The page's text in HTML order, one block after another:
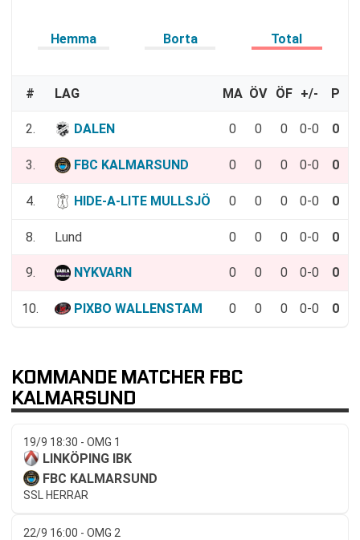
Hemma Borta Total
# LAG MA ÖV ÖF +/- P
2. DALEN 0 0 0 0-0 0
3. FBC KALMARSUND 0 0 0 0-0 0
4. HIDE-A-LITE MULLSJÖ 0 0 0 0-0 0
8. Lund 0 0 0 0-0 0
9. NYKVARN 0 0 0 0-0 0
10. PIXBO WALLENSTAM 0 0 0 0-0 0
KOMMANDE MATCHER FBC
KALMARSUND
19/9 18:30 - OMG 1
LINKÖPING IBK
FBC KALMARSUND
SSL HERRAR
22/9 16:00 - OMG 2